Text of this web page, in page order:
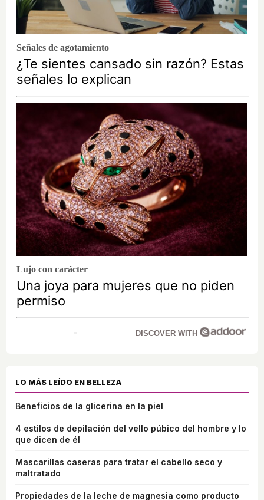
Señales de agotamiento
¿Te sientes cansado sin razón? Estas
señales lo explican
Lujo con carácter
Una joya para mujeres que no piden
permiso
DISCOVER WITH
LO MÁS LEÍDO EN BELLEZA
Beneficios de la glicerina en la piel
4 estilos de depilación del vello púbico del hombre y lo
que dicen de él
Mascarillas caseras para tratar el cabello seco y
maltratado
Propiedades de la leche de magnesia como producto